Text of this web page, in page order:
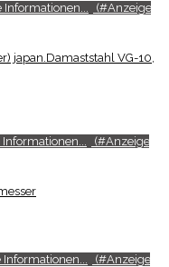
Informationen...
japan.Damaststahl VG-10,
Informationen...